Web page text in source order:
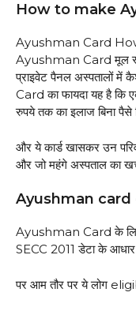
How to make
Ayushman Card
Ayushman Card मूल
प्राइवेट पैनल अस्पतालों में
Card का फायदा यह है कि
रुपये तक का इलाज बिना पैसे
और ये कार्ड खासकर उन
और जो महंगे अस्पताल का
Ayushman
Ayushman Card के
SECC 2011 डेटा के आधार
पर आम तौर पर ये लोग